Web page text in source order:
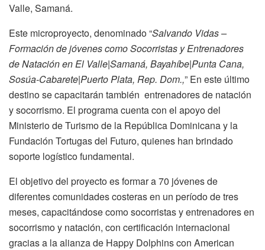
Valle, Samaná.
Este microproyecto, denominado “Salvando Vidas –
Formación de jóvenes como Socorristas y Entrenadores
de Natación en El Valle|Samaná, Bayahíbe|Punta Cana,
Sosúa-Cabarete|Puerto Plata, Rep. Dom.,” En este último
destino se capacitarán también entrenadores de natación
y socorrismo. El programa cuenta con el apoyo del
Ministerio de Turismo de la República Dominicana y la
Fundación Tortugas del Futuro, quienes han brindado
soporte logístico fundamental.
El objetivo del proyecto es formar a 70 jóvenes de
diferentes comunidades costeras en un período de tres
meses, capacitándose como socorristas y entrenadores en
socorrismo y natación, con certificación internacional
gracias a la alianza de Happy Dolphins con American